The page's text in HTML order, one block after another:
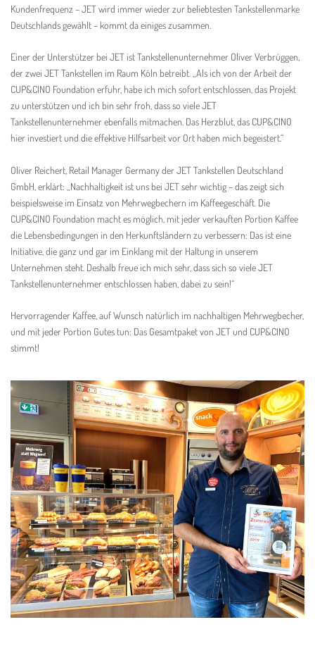
Kundenfrequenz – JET wird immer wieder zur beliebtesten Tankstellenmarke
Deutschlands gewählt – kommt da einiges zusammen.
Einer der Unterstützer bei JET ist Tankstellenunternehmer Oliver Verbrüggen,
der zwei JET Tankstellen im Raum Köln betreibt. „Als ich von der Arbeit der
CUP&CINO Foundation erfuhr, habe ich mich sofort entschlossen, das Projekt
zu unterstützen und ich bin sehr froh, dass so viele JET
Tankstellenunternehmer ebenfalls mitmachen. Das Herzblut, das CUP&CINO
hier investiert und die effektive Hilfsarbeit vor Ort haben mich begeistert.“
Oliver Reichert, Retail Manager Germany der JET Tankstellen Deutschland
GmbH, erklärt: „Nachhaltigkeit ist uns bei JET sehr wichtig – das zeigt sich
beispielsweise im Einsatz von Mehrwegbechern im Kaffeegeschäft. Die
CUP&CINO Foundation macht es möglich, mit jeder verkauften Portion Kaffee
die Lebensbedingungen in den Herkunftsländern zu verbessern: Das ist eine
Initiative, die ganz und gar im Einklang mit der Haltung in unserem
Unternehmen steht. Deshalb freue ich mich sehr, dass sich so viele JET
Tankstellenunternehmer entschlossen haben, dabei zu sein!“
Hervorragender Kaffee, auf Wunsch natürlich im nachhaltigen Mehrwegbecher,
und mit jeder Portion Gutes tun: Das Gesamtpaket von JET und CUP&CINO
stimmt!